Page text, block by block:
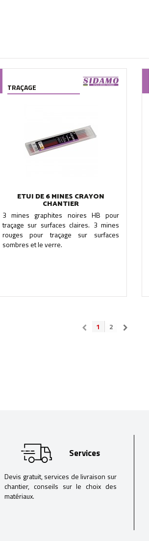
TRAÇAGE
ETUI DE 6 MINES CRAYON
CHANTIER
3 mines graphites noires HB pour
traçage sur surfaces claires. 3 mines
rouges pour traçage sur surfaces
sombres et le verre.
1 2
Services
Devis gratuit, services de livraison sur
chantier, conseils sur le choix des
matériaux.